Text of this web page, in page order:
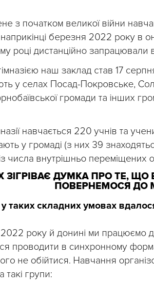
з початком великої війни
березня 2022 року в
році дистанційно запрацювали
наш заклад став 17
у селах Посад-Покровське,
громади та інших
навчається 220 учнів та
у громаді (з них 39
числа внутрішньо переміщених
ЗІГРІВАЄ ДУМКА ПРО ТЕ,
ПОВЕРНЕМОСЯ ДО
таких складних умовах
року й донині ми працюємо
проводити в синхронному
не обійтися. Навчання
такі групи: